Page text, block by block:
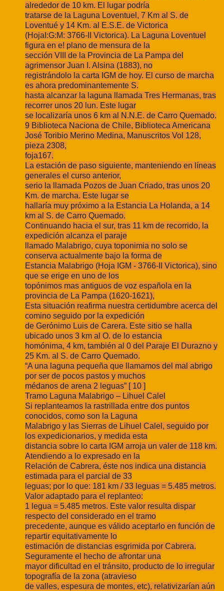
alrededor de 10 km. El lugar podría
tratarse de la Laguna Loventuel, 7 Km al S. de
Loventué y 14 Km. al E.S.E. de Victorica
(HojaI:G:M: 3766-II Victorica). La Laguna Loventuel
figura en e! plano de mensura de la
sección VIII de la Provincia de La Pampa del
agrimensor Juan I. Alsina (1883), no
registrándolo la carta IGM de hoy. El curso de marcha
es ahora predominantemente S.
hasta alcanzar la laguna llamada Tres Hermanas, tras
recorrer unos 20 lun. Este lugar
se localizaría unos 6 km al N.N.E. de Carro Quemado.
9 Biblioteca Naciona de Chile, Biblioteca Americana
José Toribio Merino Medina, Manuscritos Vol 128,
pieza 2308,
foja167.
La estación de paso siguiente, manteniendo en líneas
generales el curso anterior,
serio la llamada Pozos de Juan Criado, tras unos 20
Km. de marcha. Este lugar se
hallaría muy próximo a la Estancia La Holanda, a 14
km al S. de Carro Quemado.
Continuando hacia el sur, tras 11 km de recorrido, la
expedición alcanza el paraje
llamado Malabrigo, cuya toponimia no solo se
conserva actualmente bajo la forma de
Estancia Malabrigo (Hoja IGM - 3766-II Victorica), sino
que se erige en uno de los
topónimos mas antiguos de voz española en la
provincia de La Pampa (1620-1621),
Esta situación reafirma nuestra certidumbre acerca del
comino seguido por la expedición
de Gerónimo Luis de Carera. Este sitio se halla
ubicado unos 3 km al O. de lo estancia
homónima, 4 km, también al 0 del Paraje El Durazno y
25 Km. al S. de Carro Quemado.
“A una laguna pequeña que llamamos del mal abrigo
por ser de pocos pastos y muchos
médanos de arena 2 leguas” [ 10 ]
Tramo Laguna Malabrigo – Lihuel Calel
Si replanteamos la rastrillada entre dos puntos
conocidos, como son la Laguna
Malabrigo y las Sierras de Lihuel Calel, seguido por
los expedicionarios, y medida esta
distancia sobre lo carta IGM arroja un valer de 118 km.
Atendiendo a lo expresado en la
Relación de Cabrera, éste nos indica una distancia
estimada para el parcial de 33
leguas; por lo que: 181 km / 33 leguas = 5.485 metros.
Valor adaptado para el replanteo:
1 legua = 5.485 metros. Este valor resulta dispar
respecto del considerado en el tramo
precedente, aunque es válido aceptarlo en función de
repartir equitativamente lo
estimación de distancias esgrimida por Cabrera.
Seguramente el hecho de afrontar una
mayor dificultad en el tránsito, producto de lo irregular
topografía de la zona (atravieso
de valles, espesura de montes, etc), relativizarían aún